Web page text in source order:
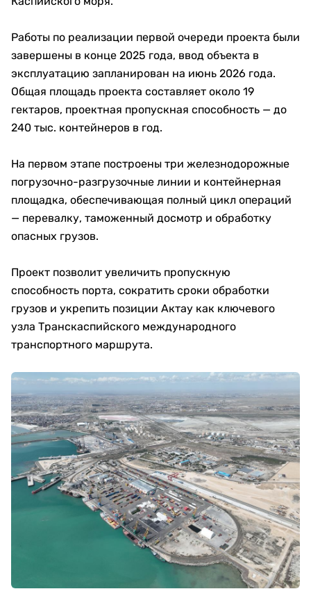
Работы по реализации первой очереди проекта были
завершены в конце 2025 года, ввод объекта в
эксплуатацию запланирован на июнь 2026 года.
Общая площадь проекта составляет около 19
гектаров, проектная пропускная способность — до
240 тыс. контейнеров в год.
На первом этапе построены три железнодорожные
погрузочно-разгрузочные линии и контейнерная
площадка, обеспечивающая полный цикл операций
— перевалку, таможенный досмотр и обработку
опасных грузов.
Проект позволит увеличить пропускную
способность порта, сократить сроки обработки
грузов и укрепить позиции Актау как ключевого
узла Транскаспийского международного
транспортного маршрута.